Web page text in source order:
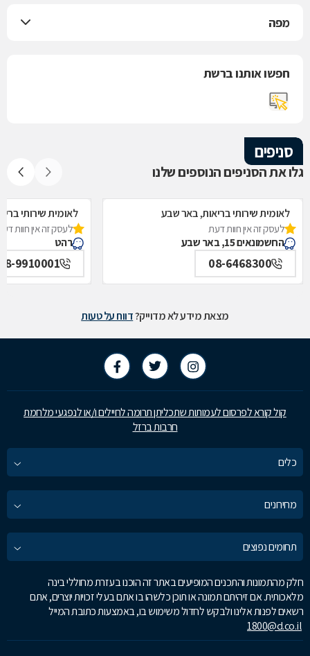
מפה
חפשו אותנו ברשת
סניפים
גלו את הסניפים הנוספים שלנו
לאומית שירותי בריאות, באר שבע
לעסק זה אין חוות דעת
החשמונאים 15, באר שבע
08-6468300
לאומית שירותי
לעסק זה אין חוות
רהט
9910001
מצאת מידע לא מדוייק?דווח על טעות
קול קורא לפרסום לעמותות שתכליתן תרומה לחיילים ו/או לנפגעי מלחמת
חרבות ברזל
כלים
מחירונים
תחומים נפוצים
חלק מהתמונות והתכנים המופיעים באתר זה הוכנו בעזרת מחוללי בינה
מלאכותית. אם זיהיתם תמונה או תוכן כלשהו בו אתם בעלי זכויות יוצרים, אתם
רשאים לפנות אלינו ולבקש לחדול משימוש בו, באמצעות כתובת המייל
1800@d.co.il